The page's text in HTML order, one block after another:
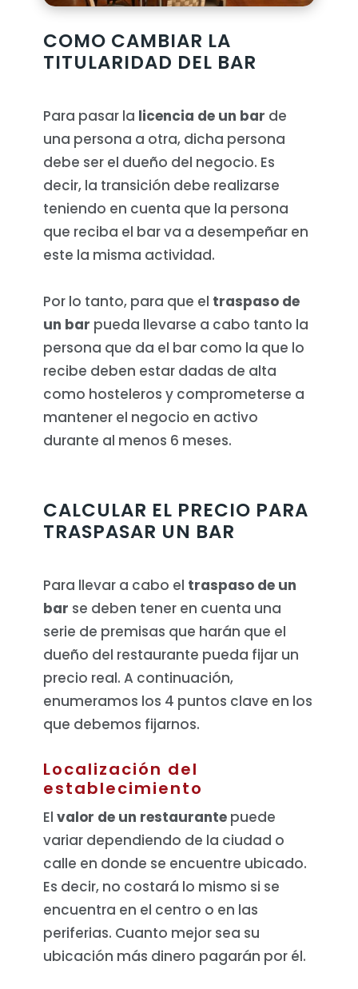
COMO CAMBIAR LA
TITULARIDAD DEL BAR
Para pasar la licencia de un bar de
una persona a otra, dicha persona
debe ser el dueño del negocio. Es
decir, la transición debe realizarse
teniendo en cuenta que la persona
que reciba el bar va a desempeñar en
este la misma actividad.
Por lo tanto, para que el traspaso de
un bar pueda llevarse a cabo tanto la
persona que da el bar como la que lo
recibe deben estar dadas de alta
como hosteleros y comprometerse a
mantener el negocio en activo
durante al menos 6 meses.
CALCULAR EL PRECIO PARA
TRASPASAR UN BAR
Para llevar a cabo el traspaso de un
bar se deben tener en cuenta una
serie de premisas que harán que el
dueño del restaurante pueda fijar un
precio real. A continuación,
enumeramos los 4 puntos clave en los
que debemos fijarnos.
Localización del
establecimiento
El valor de un restaurantepuede
variar dependiendo de la ciudad o
calle en donde se encuentre ubicado.
Es decir, no costará lo mismo si se
encuentra en el centro o en las
periferias. Cuanto mejor sea su
ubicación más dinero pagarán por él.